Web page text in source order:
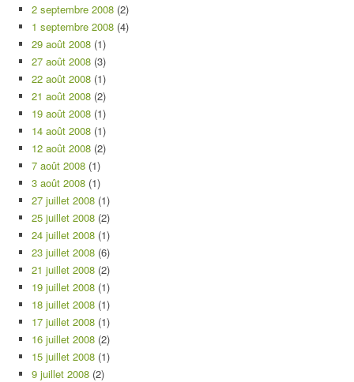
2 septembre 2008 (2)
1 septembre 2008 (4)
29 août 2008 (1)
27 août 2008 (3)
22 août 2008 (1)
21 août 2008 (2)
19 août 2008 (1)
14 août 2008 (1)
12 août 2008 (2)
7 août 2008 (1)
3 août 2008 (1)
27 juillet 2008 (1)
25 juillet 2008 (2)
24 juillet 2008 (1)
23 juillet 2008 (6)
21 juillet 2008 (2)
19 juillet 2008 (1)
18 juillet 2008 (1)
17 juillet 2008 (1)
16 juillet 2008 (2)
15 juillet 2008 (1)
9 juillet 2008 (2)